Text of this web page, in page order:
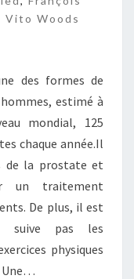
Vito Woods
des formes de
estimé à
mondial, 125
chaque année.Il
de la prostate et
un traitement
De plus, il est
suive pas les
physiques
Une…